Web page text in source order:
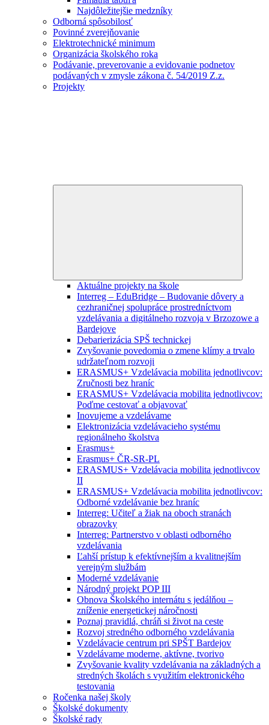
Najdôležitejšie medzníky
Odborná spôsobilosť
Povinné zverejňovanie
Elektrotechnické minimum
Organizácia školského roka
Podávanie, preverovanie a evidovanie podnetov
podávaných v zmysle zákona č. 54/2019 Z.z.
Projekty
Aktuálne projekty na škole
Interreg – EduBridge – Budovanie dôvery a
cezhraničnej spolupráce prostredníctvom
vzdelávania a digitálneho rozvoja v Brzozowe a
Bardejove
Debarierizácia SPŠ technickej
Zvyšovanie povedomia o zmene klímy a trvalo
udržateľnom rozvoji
ERASMUS+ Vzdelávacia mobilita jednotlivcov:
Zručnosti bez hraníc
ERASMUS+ Vzdelávacia mobilita jednotlivcov:
Poďme cestovať a objavovať
Inovujeme a vzdelávame
Elektronizácia vzdelávacieho systému
regionálneho školstva
Erasmus+
Erasmus+ ČR-SR-PL
ERASMUS+ Vzdelávacia mobilita jednotlivcov
II
ERASMUS+ Vzdelávacia mobilita jednotlivcov:
Odborné vzdelávanie bez hraníc
Interreg: Učiteľ a žiak na oboch stranách
obrazovky
Interreg: Partnerstvo v oblasti odborného
vzdelávania
Ľahší prístup k efektívnejším a kvalitnejším
verejným službám
Moderné vzdelávanie
Národný projekt POP III
Obnova Školského internátu s jedálňou –
zníženie energetickej náročnosti
Poznaj pravidlá, chráň si život na ceste
Rozvoj stredného odborného vzdelávania
Vzdelávacie centrum pri SPŠT Bardejov
Vzdelávame moderne, aktívne, tvorivo
Zvyšovanie kvality vzdelávania na základných a
stredných školách s využitím elektronického
testovania
Ročenka našej školy
Školské dokumenty
Školské rady